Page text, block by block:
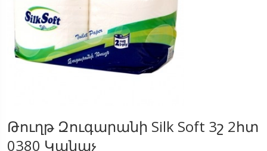
Թուղթ Զուգարանի Silk Soft 3շ 2հտ
0380 Կանաչ